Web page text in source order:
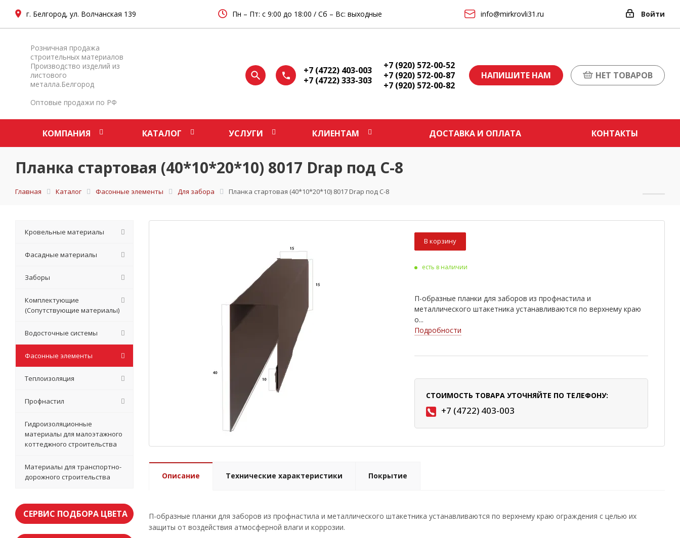
г. Белгород, ул. Волчанская 139 Пн – Пт: с 9:00 до 18:00 / Сб – Вс: выходные info@mirkrovli31.ru Войти
Розничная продажа
строительных материалов
Производство изделий из
листового
металла.Белгород
Оптовые продажи по РФ
+7 (4722) 403-003
+7 (4722) 333-303
+7 (920) 572-00-52
+7 (920) 572-00-87
+7 (920) 572-00-82
НАПИШИТЕ НАМ НЕТ ТОВАРОВ
КОМПАНИЯ КАТАЛОГ УСЛУГИ КЛИЕНТАМ ДОСТАВКА И ОПЛАТА КОНТАКТЫ
Планка стартовая (40*10*20*10) 8017 Drap под С-8
Главная Каталог Фасонные элементы Для забора Планка стартовая (40*10*20*10) 8017 Drap под С-8
В корзину
есть в наличии
П-образные планки для заборов из профнастила и
металлического штакетника устанавливаются по верхнему краю
о...
Подробности
СТОИМОСТЬ ТОВАРА УТОЧНЯЙТЕ ПО ТЕЛЕФОНУ:
+7 (4722) 403-003
Описание Технические характеристики Покрытие
П-образные планки для заборов из профнастила и металлического штакетника устанавливаются по верхнему краю ограждения с целью их
защиты от воздействия атмосферной влаги и коррозии.
Кровельные материалы
Фасадные материалы
Заборы
Комплектующие
(Сопутствующие материалы)
Водосточные системы
Фасонные элементы
Теплоизоляция
Профнастил
Гидроизоляционные
материалы для малоэтажного
коттеджного строительства
Материалы для транспортно-
дорожного строительства
СЕРВИС ПОДБОРА ЦВЕТА